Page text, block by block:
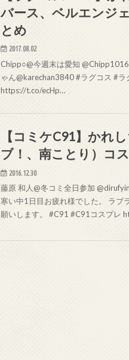
バース、ベルエンジ
とめ
2017.08.02
Chipp○@今週末は愛知
ゃん@karechan3840 #ラグコス #
https://t.co/ecHp…
【コミケC91】かれ
ブ！、南ことり）コ
2016.12.30
藤原 和人@冬コミ全日参加
寒い中1日目お疲れ様でした。 ラブ
願いします。 #C91 #C91コスプレ